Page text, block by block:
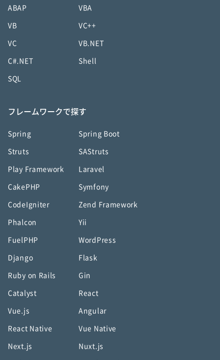
ABAP VBA
VB VC++
VC VB.NET
C#.NET Shell
SQL
フレームワークで探す
Spring Spring Boot
Struts SAStruts
Play Framework Laravel
CakePHP Symfony
CodeIgniter Zend Framework
Phalcon Yii
FuelPHP WordPress
Django Flask
Ruby on Rails Gin
Catalyst React
Vue.js Angular
React Native Vue Native
Next.js Nuxt.js